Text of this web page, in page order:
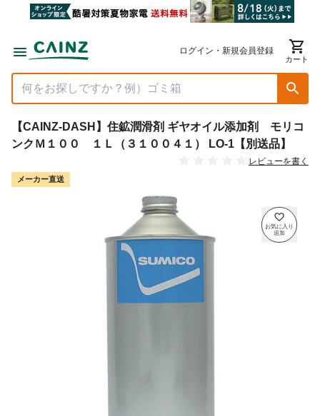
ログイン・新規会員登録
カート
【CAINZ-DASH】住鉱潤滑剤 ギヤオイル添加剤 モリコ
ンクＭ１００ １Ｌ（３１００４１） LO-1【別送品】
レビューを書く
メーカー直送